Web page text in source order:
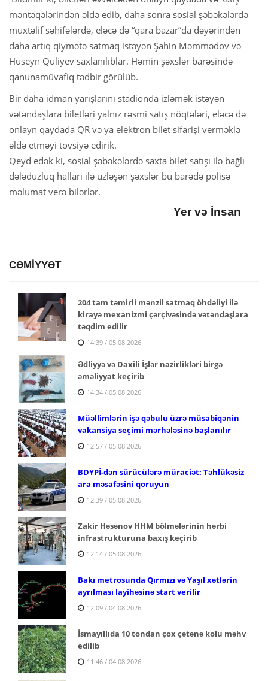
məntəqələrindən əldə edib, daha sonra sosial şəbəkələrdə
müxtəlif səhifələrdə, eləcə də “qara bazar”da dəyərindən
daha artıq qiymətə satmaq istəyən Şahin Məmmədov və
Hüseyn Quliyev saxlanılıblar. Həmin şəxslər barəsində
qanunamüvafiq tədbir görülüb.
Bir daha idman yarışlarını stadionda izləmək istəyən
vətəndaşlara biletləri yalnız rəsmi satış nöqtələri, eləcə də
onlayn qaydada QR və ya elektron bilet sifarişi verməklə
əldə etməyi tövsiyə edirik.
Qeyd edək ki, sosial şəbəkələrdə saxta bilet satışı ilə bağlı
dələduzluq halları ilə üzləşən şəxslər bu barədə polisə
məlumat verə bilərlər.
Yer və İnsan
CƏMİYYƏT
204 tam təmirli mənzil satmaq öhdəliyi ilə
kirayə mexanizmi çərçivəsində vətəndaşlara
təqdim edilir
14:39 / 05.08.2026
Ədliyyə və Daxili İşlər nazirlikləri birgə
əməliyyat keçirib
14:34 / 05.08.2026
Müəllimlərin işə qəbulu üzrə müsabiqənin
vakansiya seçimi mərhələsinə başlanılır
12:57 / 05.08.2026
BDYPİ-dən sürücülərə müraciət: Təhlükəsiz
ara məsafəsini qoruyun
12:39 / 05.08.2026
Zakir Həsənov HHM bölmələrinin hərbi
infrastrukturuna baxış keçirib
12:14 / 05.08.2026
Bakı metrosunda Qırmızı və Yaşıl xətlərin
ayrılması layihəsinə start verilir
12:09 / 04.08.2026
İsmayıllıda 10 tondan çox çətənə kolu məhv
edilib
11:46 / 04.08.2026